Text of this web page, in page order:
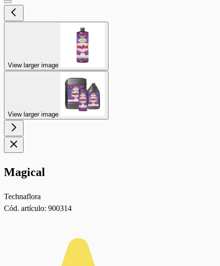
View larger image
View larger image
Magical
Technaflora
Cód. artículo: 900314